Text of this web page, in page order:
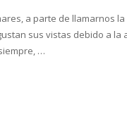
a parte de llamarnos
sus vistas debido a la
…